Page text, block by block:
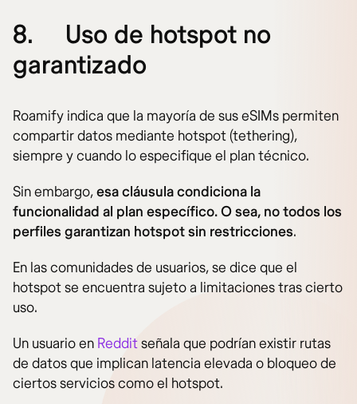
8.
Uso de hotspot no
garantizado
Roamify indica que la mayoría de sus eSIMs permiten
compartir datos mediante hotspot (tethering),
siempre y cuando lo especifique el plan técnico.
Sin embargo,esa cláusula condiciona la
funcionalidad al plan específico. O sea, no todos los
perfiles garantizan hotspot sin restricciones.
En las comunidades de usuarios, se dice que el
hotspot se encuentra sujeto a limitaciones tras cierto
uso.
Un usuario en Redditseñala que podrían existir rutas
de datos que implican latencia elevada o bloqueo de
ciertos servicios como el hotspot.